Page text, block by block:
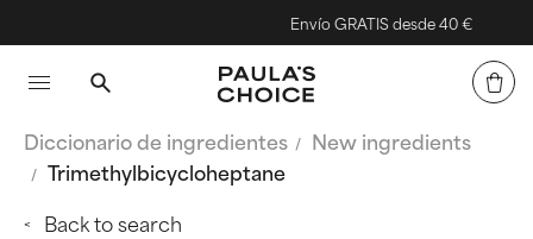
Envío GRATIS desde 40 €
Diccionario de ingredientes
New ingredients
Trimethylbicycloheptane
Back to search